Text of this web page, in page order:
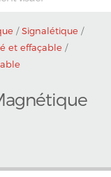
/Signalétique /
et effaçable /